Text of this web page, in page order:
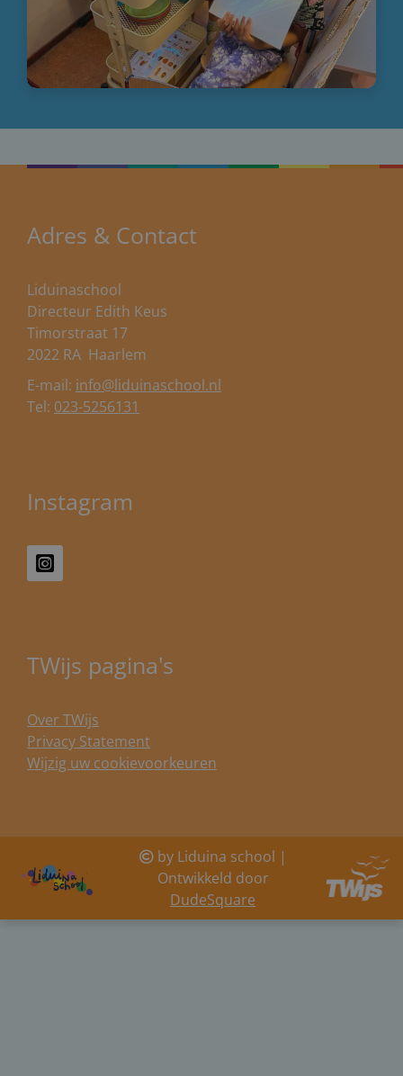
Adres & Contact
Liduinaschool
Directeur Edith Keus
Timorstraat 17
2022 RA Haarlem
E-mail: info@liduinaschool.nl
Tel: 023-5256131
Instagram
TWijs pagina's
Over TWijs
Privacy Statement
Wijzig uw cookievoorkeuren
by Liduina school |
Ontwikkeld door
DudeSquare